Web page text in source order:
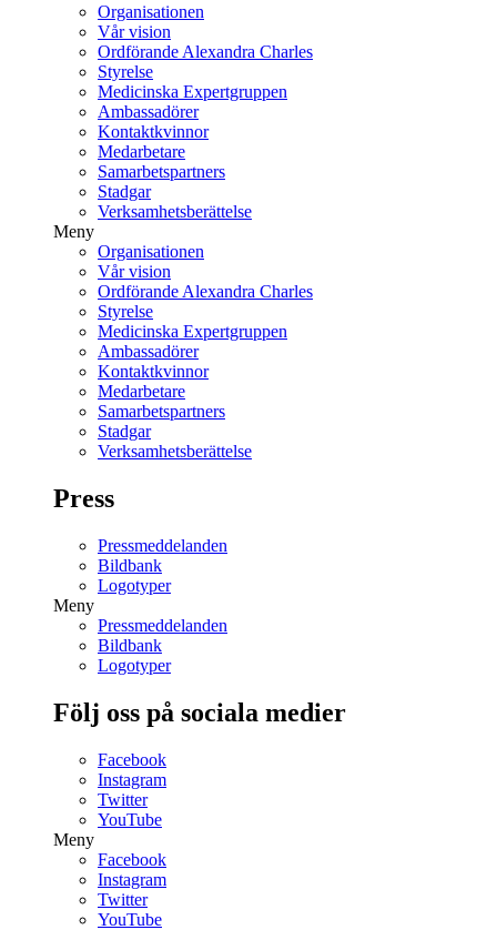
Organisationen
Vår vision
Ordförande Alexandra Charles
Styrelse
Medicinska Expertgruppen
Ambassadörer
Kontaktkvinnor
Medarbetare
Samarbetspartners
Stadgar
Verksamhetsberättelse
Meny
Organisationen
Vår vision
Ordförande Alexandra Charles
Styrelse
Medicinska Expertgruppen
Ambassadörer
Kontaktkvinnor
Medarbetare
Samarbetspartners
Stadgar
Verksamhetsberättelse
Press
Pressmeddelanden
Bildbank
Logotyper
Meny
Pressmeddelanden
Bildbank
Logotyper
Följ oss på sociala medier
Facebook
Instagram
Twitter
YouTube
Meny
Facebook
Instagram
Twitter
YouTube